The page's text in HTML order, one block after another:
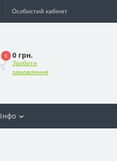
Особистий кабінет
0 0 грн.
Зробити
замовлення
Інфо